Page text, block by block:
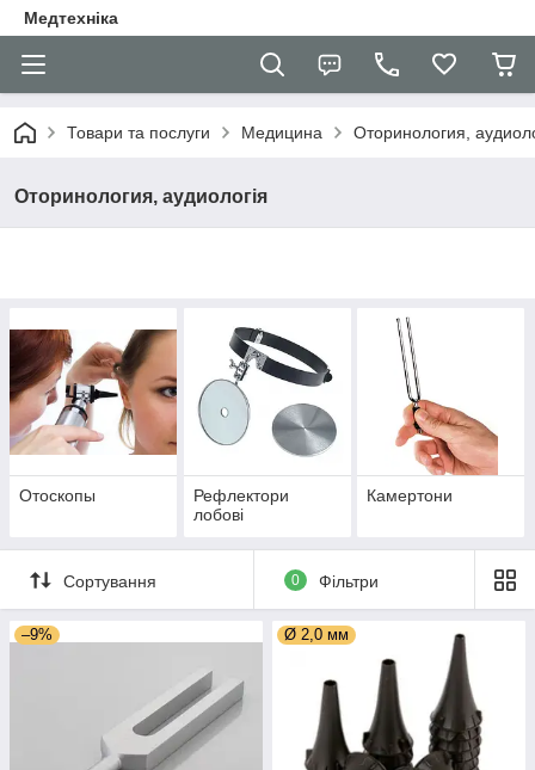
Медтехніка
Товари та послуги Медицина Оторинология,
Оторинология, аудиологія
Отоскопы
Рефлектори
лобові
Камертони
Сортування 0 Фільтри
–9% Ø 2,0 мм